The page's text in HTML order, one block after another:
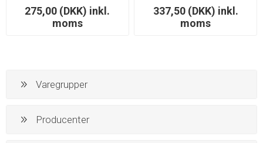
275,00 (DKK) inkl.
moms
337,50 (DKK) inkl.
moms
Varegrupper
Producenter